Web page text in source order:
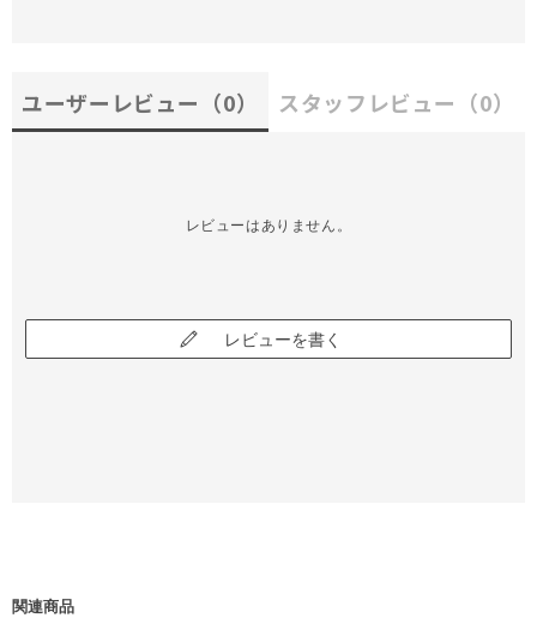
ユーザーレビュー （0） スタッフレビュー （0）
レビューはありません。
レビューを書く
関連商品